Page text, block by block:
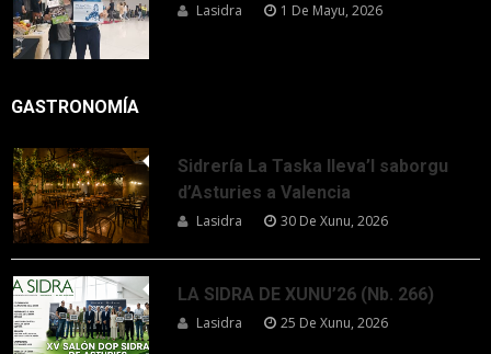
Lasidra 1 De Mayu, 2026
GASTRONOMÍA
Sidrería La Taska lleva’l saborgu
d’Asturies a Valencia
Lasidra 30 De Xunu, 2026
LA SIDRA DE XUNU’26 (Nb. 266)
Lasidra 25 De Xunu, 2026